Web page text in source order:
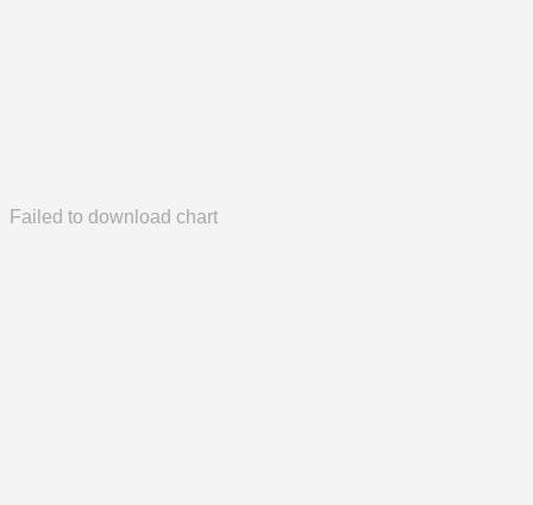
Failed to download chart